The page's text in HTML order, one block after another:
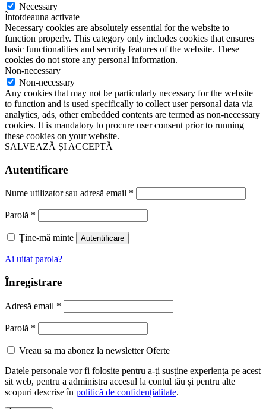
Necessary
Întotdeauna activate
Necessary cookies are absolutely essential for the website to
function properly. This category only includes cookies that ensures
basic functionalities and security features of the website. These
cookies do not store any personal information.
Non-necessary
Non-necessary
Any cookies that may not be particularly necessary for the website
to function and is used specifically to collect user personal data via
analytics, ads, other embedded contents are termed as non-necessary
cookies. It is mandatory to procure user consent prior to running
these cookies on your website.
SALVEAZĂ ȘI ACCEPTĂ
Autentificare
Nume utilizator sau adresă email *
Parolă *
Ține-mă minte Autentificare
Ai uitat parola?
Înregistrare
Adresă email *
Parolă *
Vreau sa ma abonez la newsletter Oferte
Datele personale vor fi folosite pentru a-ți susține experiența pe acest
sit web, pentru a administra accesul la contul tău și pentru alte
scopuri descrise în politică de confidențialitate.